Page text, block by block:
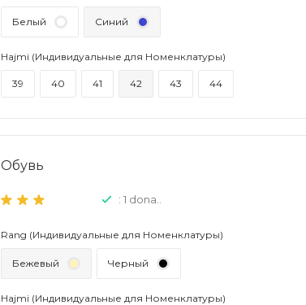
Белый Синий
Hajmi (Индивидуальные для Номенклатуры)
39 40 41 42 43 44
Обувь
: 1 dona..
Rang (Индивидуальные для Номенклатуры)
Бежевый Черный
Hajmi (Индивидуальные для Номенклатуры)